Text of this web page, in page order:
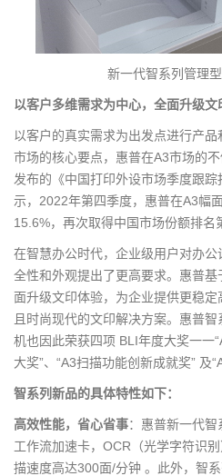
新一代智系列管理
以客户多维需求为中心，全面升级文
以客户的真实需求为出发点进行产
市场的核心要点，惠普在A3市场的
发布的《中国打印外设市场季度跟
示，2022年第四季度，惠普在A3幅
15.6%，再次取得中国市场份额排名
在智慧办公时代，企业级用户对办
全性和外观提出了更高要求。惠普
面升级文印体验，为企业提供更稳定
且时尚现代的文印解决方案。惠普
机也因此荣获四项 BLI年度大奖一一
大奖”、“A3扫描功能创新成就奖” 及
智系列新品的具体特性如下：
高效性能，省心省事：惠普新一代
工作流加速卡，OCR（光学字符识
描速度高达300面/分钟 。此外，智